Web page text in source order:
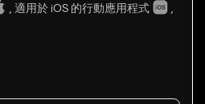
, 適用於 iOS 的行動應用程式
,